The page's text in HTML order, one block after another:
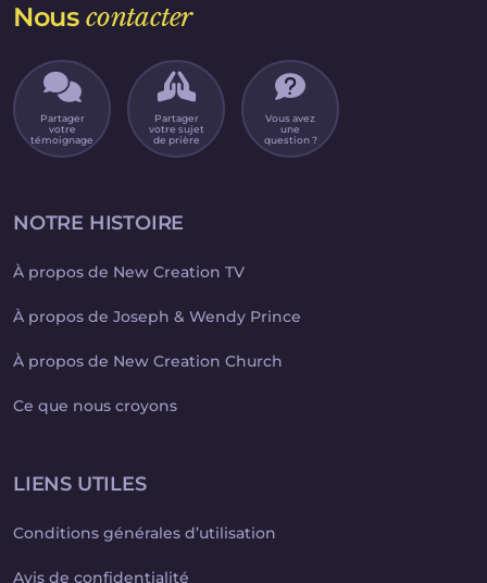
Nouscontacter
Partager
votre
témoignage
Partager
votre sujet
de prière
Vous avez
une
question ?
NOTRE HISTOIRE
À propos de New Creation TV
À propos de Joseph & Wendy Prince
À propos de New Creation Church
Ce que nous croyons
LIENS UTILES
Conditions générales d’utilisation
Avis de confidentialité